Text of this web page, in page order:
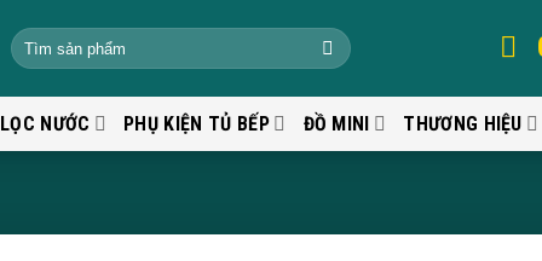
NƯỚC PHỤ KIỆN TỦ BẾP ĐỒ MINI THƯƠNG HIỆU